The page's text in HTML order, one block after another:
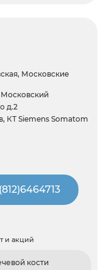
Московские
д.2
КТ Siemens Somatom
и акций
кости